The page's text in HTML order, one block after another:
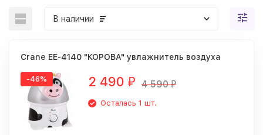
В наличии
Crane EE-4140 "КОРОВА" увлажнитель воздуха
-46% 2 490 ₽ 4 590 ₽
Осталась 1 шт.